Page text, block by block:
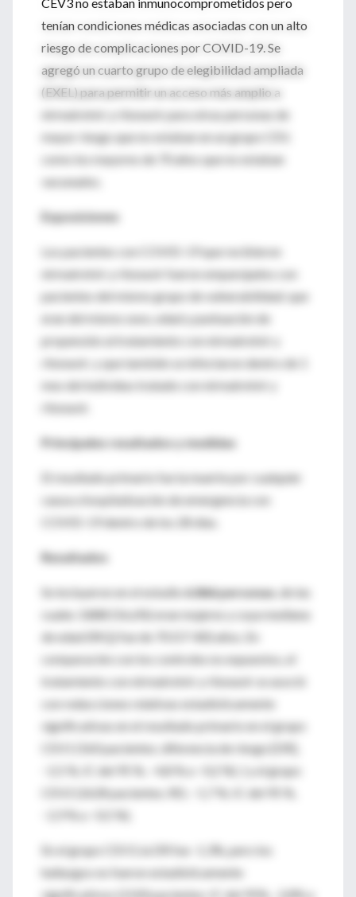
tenían condiciones médicas asociadas con un alto
riesgo de complicaciones por COVID-19. Se
agregó un cuarto grupo de elegibilidad ampliada
(EXEL) para permitir un acceso más amplio a
nirmatrelvir y ritonavir para otras personas de
mayor riesgo que no estaban en un grupo CEV,
como los mayores de 70 años que no estaban
vacunados.
Exposiciones
Los pacientes con COVID-19 que recibieron
nirmatrelvir y ritonavir fueron emparejados con
pacientes del mismo grupo de vulnerabilidad; que
eran del mismo sexo, edad y puntuación de
propensión al tratamiento con nirmatrelvir y
ritonavir; y que también se infectaron dentro de 1
mes del individuo tratado con nirmatrelvir y
ritonavir.
Principales resultados y medidas
El resultado primario fue la muerte por cualquier
causa u hospitalización de emergencia con
COVID-19 dentro de los 28 días.
Resultados
Se incluyeron en el estudio6.866 personas , de las
cuales 3.888 (56,6%) eran mujeres y cuya mediana
de edad (RIQ) fue de 70 (57-80) años. En
comparación con los controles no expuestos, el
tratamiento con nirmatrelvir y ritonavir se asoció
con reducciones relativas estadísticamente
significativas en el resultado primario en el grupo
CEV1 (560 pacientes; diferencia de riesgo [DR],
−2,5 %, IC del 95 %, −4,8 % a −0,2 %). ) y el grupo
CEV2 (2628 pacientes; RD, −1,7 %; IC del 95 %,
−2,9 % a −0,5 %).
En el grupo CEV3, la DR fue -1,3%, pero los
hallazgos no fueron estadísticamente